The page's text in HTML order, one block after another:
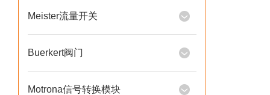
Meister流量开关
Buerkert阀门
Motrona信号转换模块